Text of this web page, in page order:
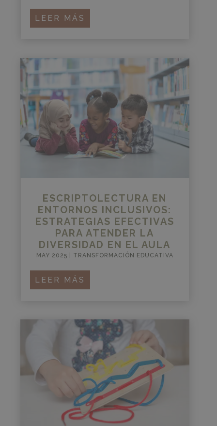
LEER MÁS
ESCRIPTOLECTURA EN
ENTORNOS INCLUSIVOS:
ESTRATEGIAS EFECTIVAS
PARA ATENDER LA
DIVERSIDAD EN EL AULA
MAY 2025 TRANSFORMACIÓN EDUCATIVA
LEER MÁS